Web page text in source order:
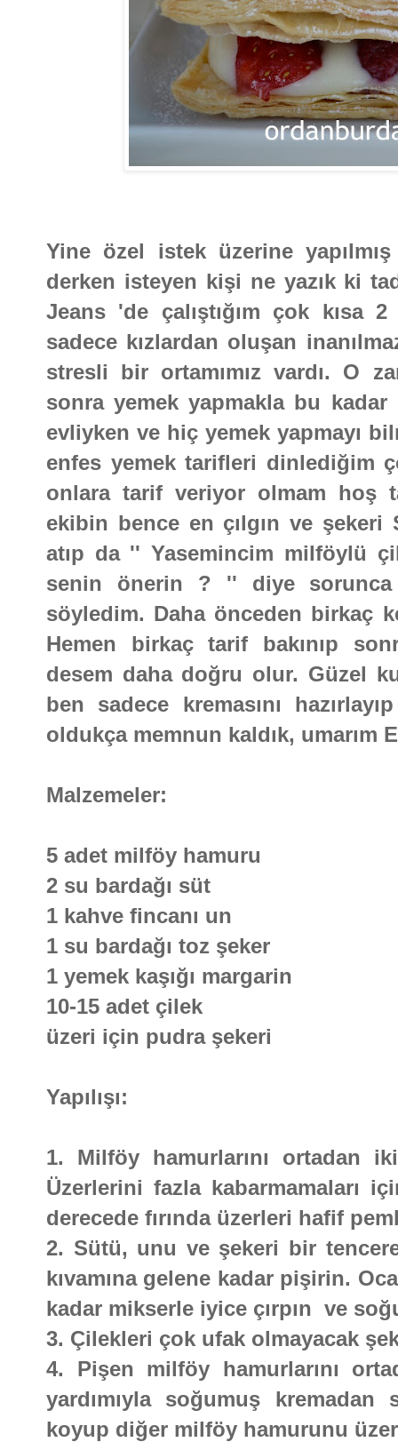
Yine özel istek üzerine
derken isteyen kişi ne yazık ki
Jeans 'de çalıştığım çok kısa
sadece kızlardan oluşan
stresli bir ortamımız vardı. O
sonra yemek yapmakla bu kadar
evliyken ve hiç yemek yapmayı
enfes yemek tarifleri dinlediğim
onlara tarif veriyor olmam hoş
ekibin bence en çılgın ve
atıp da '' Yasemincim milföylü
senin önerin ? '' diye sorunca
söyledim. Daha önceden birkaç
Hemen birkaç tarif bakınıp
desem daha doğru olur. Güzel
ben sadece kremasını
oldukça memnun kaldık, umarım
Malzemeler:
5 adet milföy hamuru
2 su bardağı süt
1 kahve fincanı un
1 su bardağı toz şeker
1 yemek kaşığı margarin
10-15 adet çilek
üzeri için pudra şekeri
Yapılışı:
1. Milföy hamurlarını ortadan
Üzerlerini fazla kabarmamaları
derecede fırında üzerleri hafif
2. Sütü, unu ve şekeri bir
kıvamına gelene kadar pişirin.
kadar mikserle iyice çırpın ve
3. Çilekleri çok ufak olmayacak
4. Pişen milföy hamurlarını
yardımıyla soğumuş
koyup diğer milföy hamurunu